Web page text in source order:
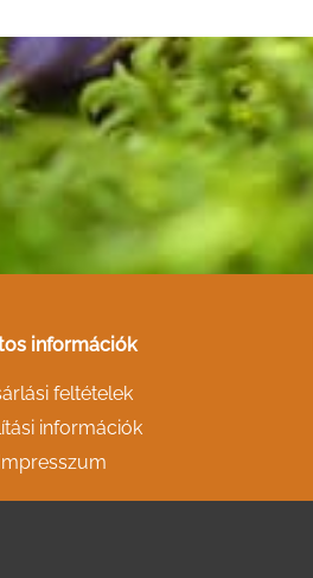
információk
feltételek
információk